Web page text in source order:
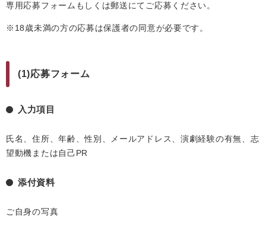
専用応募フォームもしくは郵送にてご応募ください。
※18歳未満の方の応募は保護者の同意が必要です。
(1)応募フォーム
入力項目
氏名、住所、年齢、性別、メールアドレス、演劇経験の有無、志
望動機または自己PR
添付資料
ご自身の写真